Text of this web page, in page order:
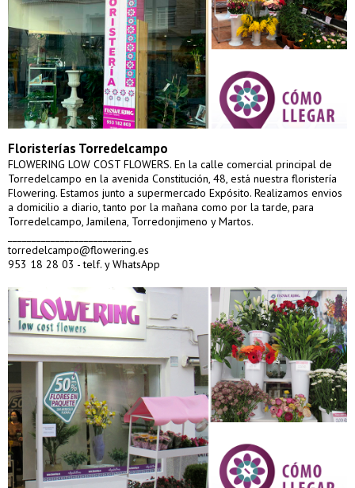
Floristerías Torredelcampo
FLOWERING LOW COST FLOWERS. En la calle comercial principal de
Torredelcampo en la avenida Constitución, 48, está nuestra floristería
Flowering. Estamos junto a supermercado Expósito. Realizamos envios
a domicilio a diario, tanto por la mañana como por la tarde, para
Torredelcampo, Jamilena, Torredonjimeno y Martos.
torredelcampo@flowering.es
953 18 28 03 - telf. y WhatsApp